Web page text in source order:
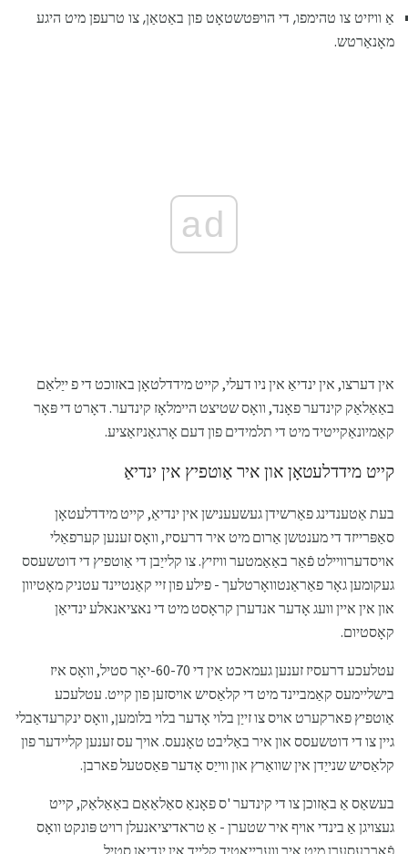
אַ וויזיט צו טהימפו, די הויפּטשטאָט פון באַטאַן, צו טרעפן מיט היגע
מאָנאַרטש.
ad
אין דערצו, אין ינדיאַ אין ניו דעלי, קייט מידדלטאָן באזוכט די פ ייַלאַם
באַאַלאַק קינדער פאָנד, וואָס שטיצט היימלאָז קינדער. דאָרט די פּאָר
קאַמיונאַקייטיד מיט די תלמידים פון דעם אָרגאַניזאַציע.
קייט מידדלעטאָן און איר אַוטפיץ אין ינדיאַ
בעת אַטענדינג פאַרשידן געשעענישן אין ינדיאַ, קייט מידדלעטאָן
סאַפּרייזד די מענטשן אַרום מיט איר דרעסיז, וואָס זענען קערפאַלי
אויסדערוויילט פֿאַר באַאַמטער וויזיץ. צו קלייַבן די אַוטפיץ די דוטשעסס
געקומען גאָר פאַראַנטוואָרטלעך - פילע פון ​​זיי קאַנטיינד עטניק מאָטיוון
און אין איין וועג אָדער אנדערן קראָסט מיט די נאציאנאלע ינדיאַן
קאָסטיום.
עטלעכע דרעסיז זענען געמאכט אין די 60-70-יאָר סטיל, וואָס איז
בישליימעס קאַמביינד מיט די קלאַסיש אויסזען פון קייט. עטלעכע
אַוטפיץ פארקערט אויס צו זייַן בלוי אָדער בלוי בלומען, וואָס ינקרעדאַבלי
גיין צו די דוטשעסס און איר באַליבט טאָנעס. אויך עס זענען קליידער פון
קלאַסיש שנייַדן אין שוואַרץ און ווייַס אָדער פּאַסטעל פארבן.
בעשאַס אַ באַזוכן צו די קינדער 'ס פאָנאַ סאַלאַאַם באַאַלאַק, קייט
געצויגן אַ בינדי אויף איר שטערן - אַ טראדיציאנעלן רויט פּונקט וואָס
פֿאַרבעסערן מיט איר ווערייאַטיד קלייד אין ינדיאַן סטיל.